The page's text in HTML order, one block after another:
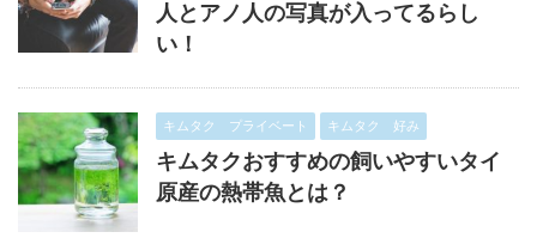
人とアノ人の写真が入ってるらし
い！
キムタク プライベート キムタク 好み
キムタクおすすめの飼いやすいタイ
原産の熱帯魚とは？